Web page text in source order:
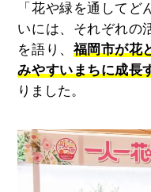
「花や緑を通して
いには、それぞれの
を語り、福岡市が花
みやすいまちに成長
りました。